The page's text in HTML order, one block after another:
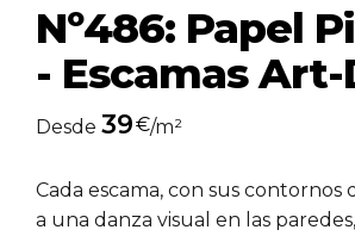
Nº486: Papel
- Escamas
Desde 39€/m²
Cada escama, con sus contornos
a una danza visual en las